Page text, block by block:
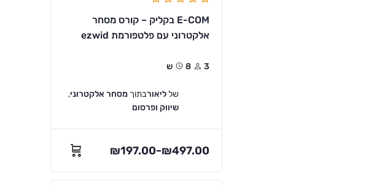
E-COM בקליק – קורס מסחר
אלקטרוני עם פלטפורמת ezwid
3 8ש
שלליאורבתוך מסחר אלקטרוני,
שיווק ופרסום
₪197.00–₪497.00